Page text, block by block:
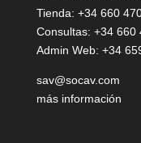
Tienda: +34 660
Consultas: +34 660
Admin Web: +34
sav@socav.com
más información